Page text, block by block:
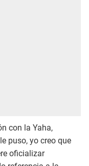
con la Yaha,
puso, yo creo que
oficializar